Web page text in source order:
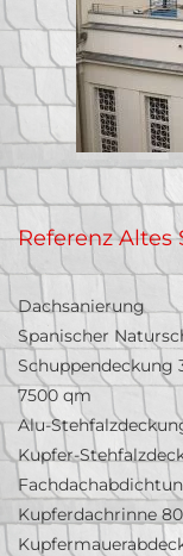
Referenz Altes
Dachsanierung
Spanischer
Schuppendeckung
7500 qm
Alu-
Kupfer-
Kupferdachrinne